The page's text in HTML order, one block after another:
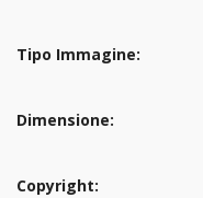
Tipo Immagine:
Dimensione:
Copyright: